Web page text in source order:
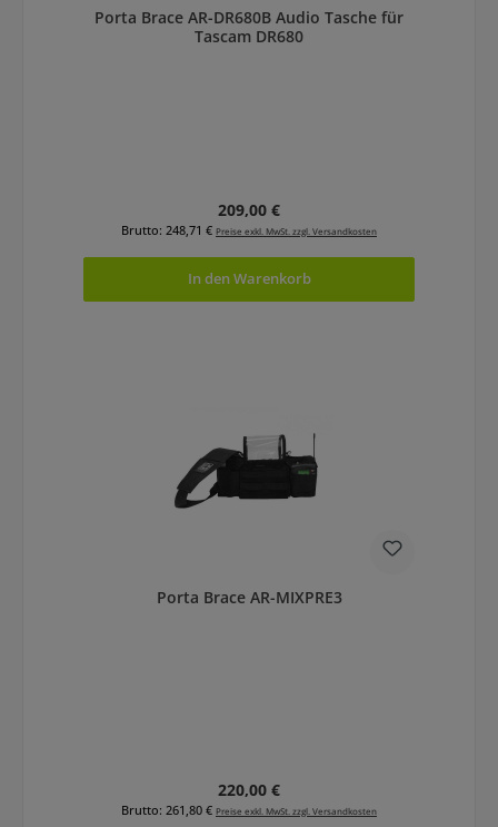
Porta Brace AR-DR680B Audio Tasche für
Tascam DR680
Regulärer Preis:
209,00 €
Brutto: 248,71 € Preise exkl. MwSt. zzgl. Versandkosten
In den Warenkorb
Porta Brace AR-MIXPRE3
Regulärer Preis:
220,00 €
Brutto: 261,80 € Preise exkl. MwSt. zzgl. Versandkosten